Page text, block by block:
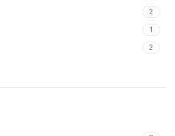
2
1
2